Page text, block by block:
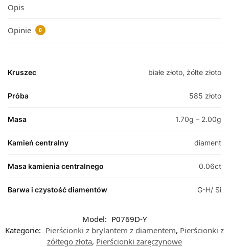
Opis
Opinie 0
Kruszec białe złoto, żółte złoto
Próba 585 złoto
Masa 1.70g – 2.00g
Kamień centralny diament
Masa kamienia centralnego 0.06ct
Barwa i czystość diamentów G-H/ Si
Model: P0769D-Y
Kategorie: Pierścionki z brylantem z diamentem, Pierścionki z
żółtego złota, Pierścionki zaręczynowe